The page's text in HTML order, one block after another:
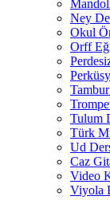
Ney
Okul
Orff
Tulum
Türk
Ud
Caz
Video
Viyola